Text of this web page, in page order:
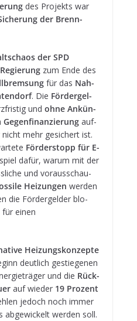
des Pro­jekts war
der Brenn­
der SPD
zum Ende des
für das Nah­
. Die För­der­gel­
und ohne Ankün­
Gegen­fi­nan­zie­rung auf­
nicht mehr gesi­chert ist.
För­der­stopp für E-
dafür, warum mit der
und vor­aus­schau­
Hei­zun­gen wer­den
die För­der­gel­der blo­
einen
Hei­zungs­kon­zepte
deut­lich gestie­ge­nen
und die Rück­
auf wie­der 19 Pro­zent
jedoch noch immer
abge­wi­ckelt wer­den soll.